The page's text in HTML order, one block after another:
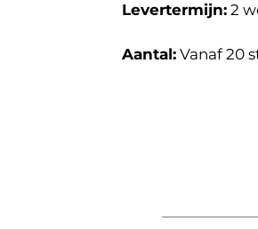
Levertermijn: 2
Aantal: Vanaf 20